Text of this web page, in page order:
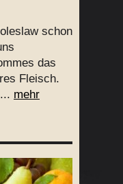
schon
das
Fleisch.
mehr